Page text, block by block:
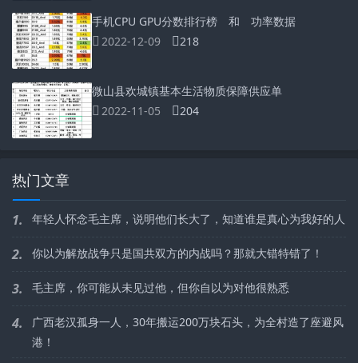
手机CPU GPU分数排行榜 和 功率数据
2022-12-09
218
微山县欢城镇基本生活物质保障供应单
2022-11-05
204
热门文章
1. 年轻人怀念毛主席，说明他们长大了，知道谁是真心为我好的人
2. 你以为解放战争只是国共双方的内战吗？那就大错特错了！
3. 毛主席，你可能从未见过他，但你自以为对他很熟悉
4.
广西老汉孤身一人，30年搬运200万块石头，为全村造了座避风
港！